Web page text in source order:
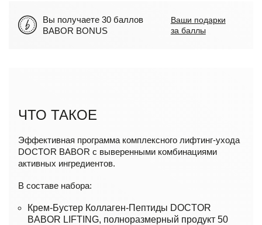
Вы получаете 30 баллов
BABOR BONUS
Ваши подарки
за баллы
ЧТО ТАКОЕ
Эффективная программа комплексного лифтинг-ухода
DOCTOR BABOR с выверенными комбинациями
активных ингредиентов.
В составе набора:
Крем-Бустер Коллаген-Пептиды DOCTOR
BABOR LIFTING, полноразмерный продукт 50